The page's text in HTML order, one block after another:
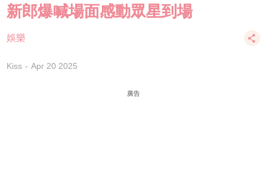
新郎爆喊場面感動眾星到場
娛樂
Kiss Apr 20 2025
廣告